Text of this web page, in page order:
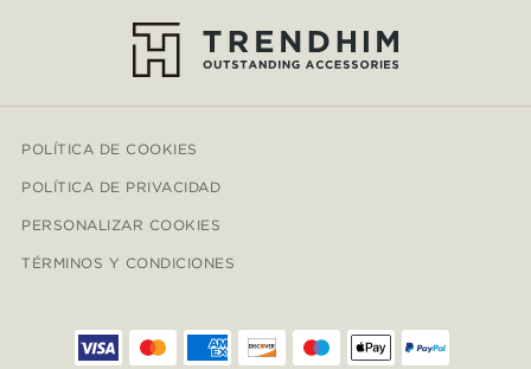
POLÍTICA DE COOKIES
POLÍTICA DE PRIVACIDAD
PERSONALIZAR COOKIES
TÉRMINOS Y CONDICIONES